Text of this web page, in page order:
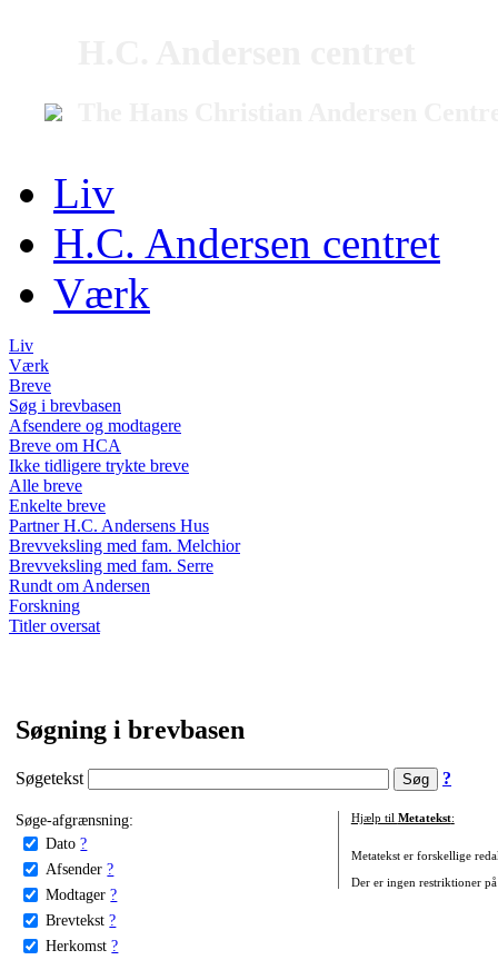
Liv
H.C. Andersen centret
Værk
Liv
Værk
Breve
Søg i brevbasen
Afsendere og modtagere
Breve om HCA
Ikke tidligere trykte breve
Alle breve
Enkelte breve
Partner H.C. Andersens Hus
Brevveksling med fam. Melchior
Brevveksling med fam. Serre
Rundt om Andersen
Forskning
Titler oversat
Søgning i brevbasen
Søgetekst ?
Søge-afgrænsning:
Dato ?
Afsender ?
Modtager ?
Brevtekst ?
Herkomst ?
Hjælp til Metatekst:
Metatekst er forskellige
Der er ingen restriktioner